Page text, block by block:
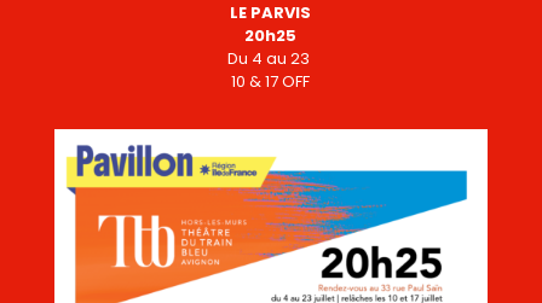
LE PARVIS
20h25
Du 4 au 23
10 & 17 OFF